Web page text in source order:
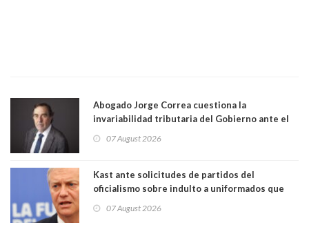
Abogado Jorge Correa cuestiona la
invariabilidad tributaria del Gobierno ante el
democracia” y "defendemos la alternancia en el
07 August 2026
Kast ante solicitudes de partidos del
oficialismo sobre indulto a uniformados que
07 August 2026